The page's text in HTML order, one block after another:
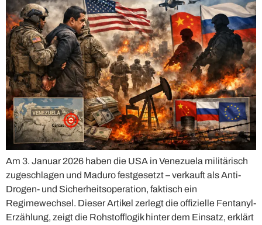
Am 3. Januar 2026 haben die USA in Venezuela militärisch
zugeschlagen und Maduro festgesetzt – verkauft als Anti-
Drogen- und Sicherheitsoperation, faktisch ein
Regimewechsel. Dieser Artikel zerlegt die offizielle Fentanyl-
Erzählung, zeigt die Rohstofflogik hinter dem Einsatz, erklärt